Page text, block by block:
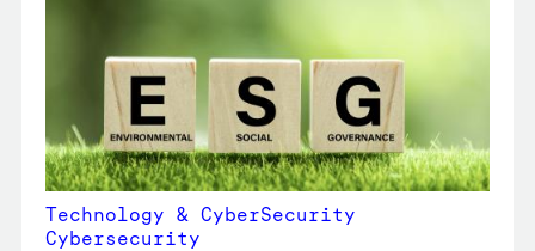
Technology & CyberSecurity
Cybersecurity